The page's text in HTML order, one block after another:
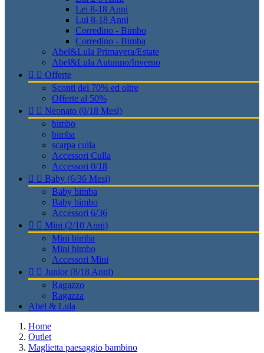
Lei 8-18 Anni
Lui 8-18 Anni
Corredino - Bimbo
Corredino - Bimba
Abel&Lula Primavera/Estate
Abel&Lula Autunno/Inverno
  Offerte
Sconti del 70% ed oltre
Offerte al 50%
  Neonato (0/18 Mesi)
bimbo
bimba
scarpa culla
Accessori Culla
Accessori 0/18
  Baby (6/36 Mesi)
Baby bimba
Baby bimbo
Accessori 6/36
  Mini (2/10 Anni)
Mini bimba
Mini bimbo
Accessori Mini
  Junior (8/18 Anni)
Ragazzo
Ragazza
Abel & Lula
Home
Outlet
Maglietta paesaggio bambino